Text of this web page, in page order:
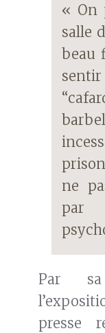
« On
salle
beau
ne
par
Par
presse